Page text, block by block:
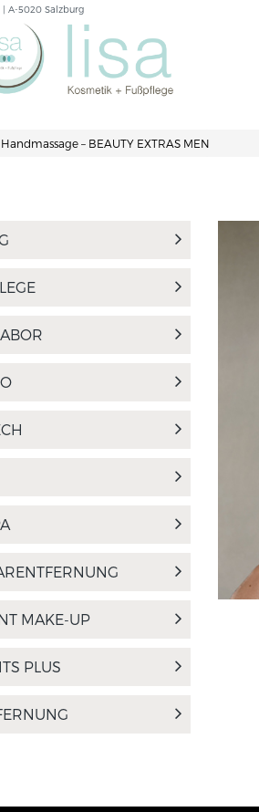
| A-5020 Salzburg
Handmassage – BEAUTY EXTRAS MEN
MAKE-UP
PLUS